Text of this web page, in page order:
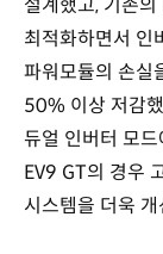
설계했고, 기존
최적화하면서 인
파워모듈의 손실
50% 이상 저감
듀얼 인버터 모
EV9 GT의 경우
시스템을 더욱